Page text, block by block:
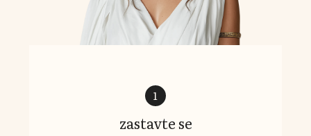
1
zastavte se